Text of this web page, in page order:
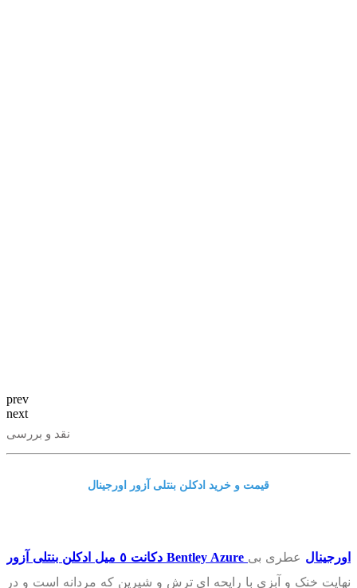
prev
next
نقد و بررسی
قیمت و خرید ادکلن بنتلی آزور اورجینال
دکانت ٥ میل ادکلن بنتلی آزور Bentley Azure اورجینال عطری بی
نهایت خنک و آبزی با رایحه ای ترش و شیرین که مردانه است و در